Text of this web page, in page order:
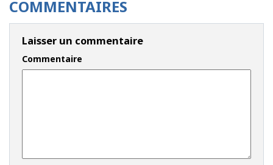
COMMENTAIRES
Laisser un commentaire
Commentaire